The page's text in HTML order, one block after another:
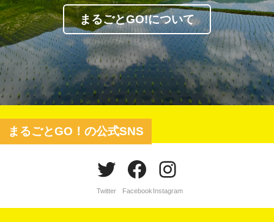
まるごとGO!について
まるごとGO！の公式SNS